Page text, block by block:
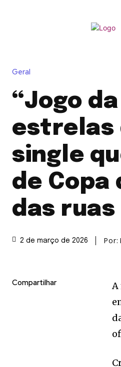
Geral
“Jogo
estrelas
single
de
das ruas
2 de março de 2026 Por:
Compartilhar
A